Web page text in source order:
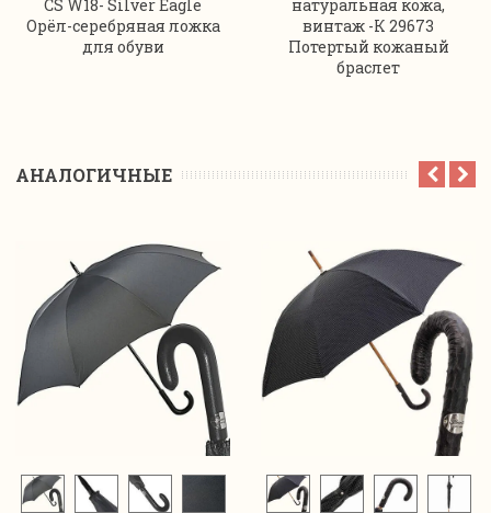
CS W18- Silver Eagle
Орёл-серебряная ложка
для обуви
натуральная кожа,
винтаж -К 29673
Потертый кожаный
браслет
АНАЛОГИЧНЫЕ